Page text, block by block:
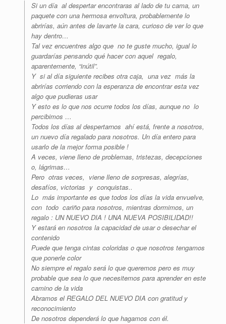
Si un día al despertar encontraras al lado de tu cama, un
paquete con una hermosa envoltura, probablemente lo
abrirías, aún antes de lavarte la cara, curioso de ver lo que
hay dentro…
Tal vez encuentres algo que no te guste mucho, igual lo
guardarías pensando qué hacer con aquel regalo,
aparentemente, “inútil”.
Y si al día siguiente recibes otra caja, una vez más la
abrirías corriendo con la esperanza de encontrar esta vez
algo que pudieras usar
Y esto es lo que nos ocurre todos los días, aunque no lo
percibimos …
Todos los días al despertarnos ahí está, frente a nosotros,
un nuevo día regalado para nosotros. Un día entero para
usarlo de la mejor forma posible !
A veces, viene lleno de problemas, tristezas, decepciones
o, lágrimas…
Pero otras veces, viene lleno de sorpresas, alegrías,
desafíos, victorias y conquistas..
Lo más importante es que todos los días la vida envuelve,
con todo cariño para nosotros, mientras dormimos, un
regalo : UN NUEVO DIA ! UNA NUEVA POSIBILIDAD!!
Y estará en nosotros la capacidad de usar o desechar el
contenido
Puede que tenga cintas coloridas o que nosotros tengamos
que ponerle color
No siempre el regalo será lo que queremos pero es muy
probable que sea lo que necesitemos para aprender en este
camino de la vida
Abramos el REGALO DEL NUEVO DIA con gratitud y
reconocimiento
De nosotros dependerá lo que hagamos con él.